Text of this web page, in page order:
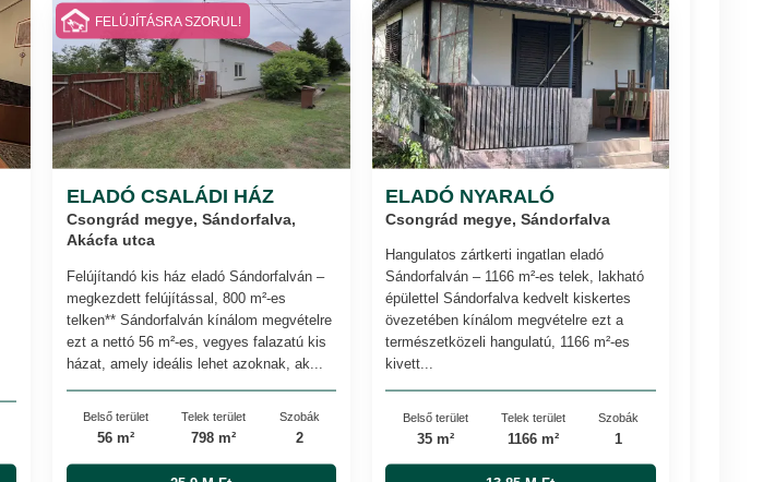
ELADÓ CSALÁDI HÁZ
Csongrád megye, Sándorfalva,
Akácfa utca
Felújítandó kis ház eladó Sándorfalván –
megkezdett felújítással, 800 m²-es
telken** Sándorfalván kínálom megvételre
ezt a nettó 56 m²-es, vegyes falazatú kis
házat, amely ideális lehet azoknak, ak...
Belső terület
56 m²
Telek terület
798 m²
Szobák
2
FELÚJÍTÁSRA SZORUL!
ELADÓ NYARALÓ
Csongrád megye, Sándorfalva
Hangulatos zártkerti ingatlan eladó
Sándorfalván – 1166 m²-es telek, lakható
épülettel Sándorfalva kedvelt kiskertes
övezetében kínálom megvételre ezt a
természetközeli hangulatú, 1166 m²-es
kivett...
Belső terület
35 m²
Telek terület
1166 m²
Szobák
1